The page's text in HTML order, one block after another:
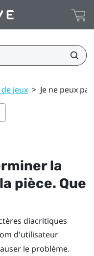
de jeux > Je ne peux
la
pièce. Que
diacritiques
d'utilisateur
le problème.